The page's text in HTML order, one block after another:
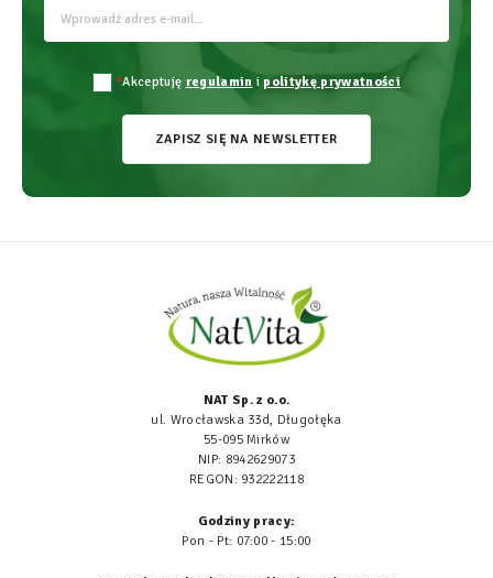
*Akceptuję regulamin i politykę prywatności
ZAPISZ SIĘ NA NEWSLETTER
NAT Sp. z o.o.
ul. Wrocławska 33d, Długołęka
55-095 Mirków
NIP: 8942629073
REGON: 932222118
Godziny pracy:
Pon - Pt: 07:00 - 15:00